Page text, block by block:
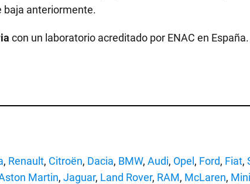
baja anteriormente.
con un laboratorio acreditado por ENAC en
, Renault, Citroën, Dacia, BMW, Audi, Opel , Ford, Fiat,
Martin, Jaguar, Land Rover, RAM, McLaren, Mini